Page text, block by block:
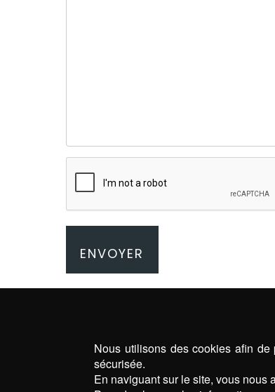
Nous utilisons des cookies afin
sécurisée.
En naviguant sur le site, vous nous